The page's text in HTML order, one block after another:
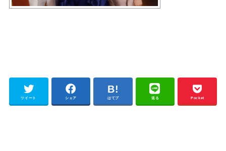
ツイート シェア はてブ 送る Pocket